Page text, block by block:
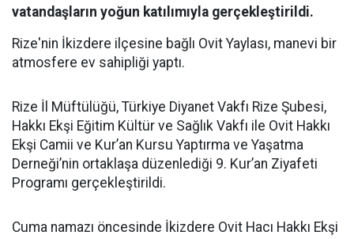
vatandaşların yoğun katılımıyla gerçekleştirildi.
Rize'nin İkizdere ilçesine bağlı Ovit Yaylası, manevi bir
atmosfere ev sahipliği yaptı.
Rize İl Müftülüğü, Türkiye Diyanet Vakfı Rize Şubesi,
Hakkı Ekşi Eğitim Kültür ve Sağlık Vakfı ile Ovit Hakkı
Ekşi Camii ve Kur’an Kursu Yaptırma ve Yaşatma
Derneği’nin ortaklaşa düzenlediği 9. Kur’an Ziyafeti
Programı gerçekleştirildi.
Cuma namazı öncesinde İkizdere Ovit Hacı Hakkı Ekşi